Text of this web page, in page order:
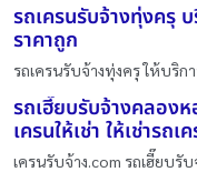
รถเครนรับจ้างทุ่งครุ
ราคาถูก
รถเครนรับจ้างทุ่งครุ ให้บริก
รถเฮี๊ยบรับจ้างคลองห
เครนให้เช่า ให้เช่ารถเ
เครนรับจ้าง.com รถเฮี๊ยบรั